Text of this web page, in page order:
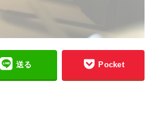
送る Pocket